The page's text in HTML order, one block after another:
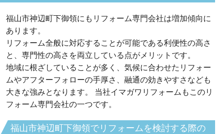
福山市神辺町下御領にもリフォーム専門会社は増加傾向に
あります。
リフォーム全般に対応することが可能である利便性の高さ
と、専門性の高さを両立している点がメリットです。
地域に根ざしていることが多く、気候に合わせたリフォー
ムやアフターフォローの手厚さ、融通の効きやすさなども
大きな強みとなります。 当社イマガワリフォームもこのリ
フォーム専門会社の一つです。
福山市神辺町下御領でリフォームを検討する際の